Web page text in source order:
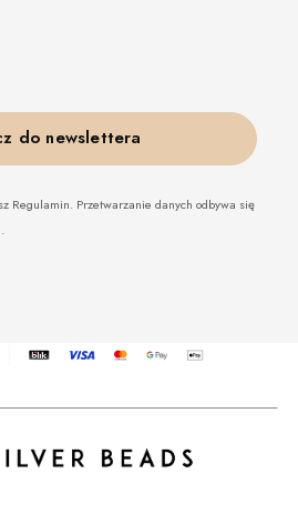
do newslettera
Regulamin. Przetwarzanie danych odbywa się